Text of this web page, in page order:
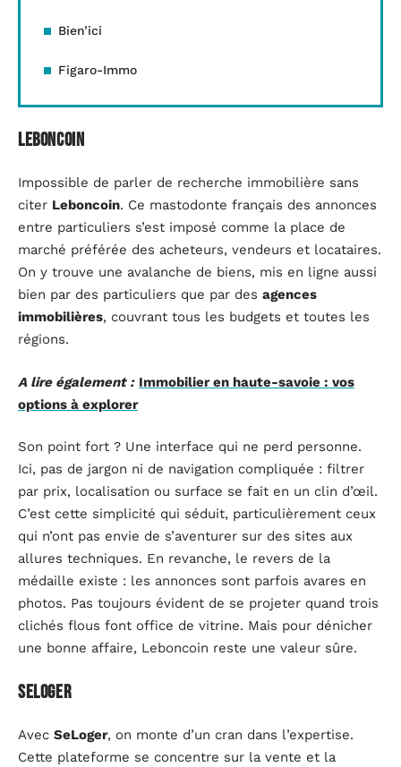
Bien’ici
Figaro-Immo
Leboncoin
Impossible de parler de recherche immobilière sans
citer Leboncoin. Ce mastodonte français des annonces
entre particuliers s’est imposé comme la place de
marché préférée des acheteurs, vendeurs et locataires.
On y trouve une avalanche de biens, mis en ligne aussi
bien par des particuliers que par des agences
immobilières, couvrant tous les budgets et toutes les
régions.
A lire également : Immobilier en haute-savoie : vos
options à explorer
Son point fort ? Une interface qui ne perd personne.
Ici, pas de jargon ni de navigation compliquée : filtrer
par prix, localisation ou surface se fait en un clin d’œil.
C’est cette simplicité qui séduit, particulièrement ceux
qui n’ont pas envie de s’aventurer sur des sites aux
allures techniques. En revanche, le revers de la
médaille existe : les annonces sont parfois avares en
photos. Pas toujours évident de se projeter quand trois
clichés flous font office de vitrine. Mais pour dénicher
une bonne affaire, Leboncoin reste une valeur sûre.
SeLoger
Avec SeLoger, on monte d’un cran dans l’expertise.
Cette plateforme se concentre sur la vente et la